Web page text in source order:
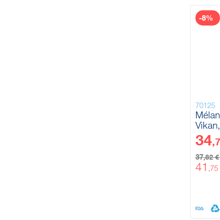
70125
1200
34
37,82
41 ,75
-8%